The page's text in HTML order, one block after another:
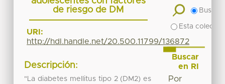
de riesgo de DM
URI:
http://hdl.handle.net/20.500.11799/136872
Descripción:
"La diabetes mellitus tipo 2 (DM2) es
Buscar
Esta
Buscar
en RI
Por